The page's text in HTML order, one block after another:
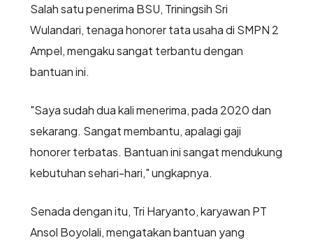
Salah satu penerima BSU, Triningsih Sri
Wulandari, tenaga honorer tata usaha di SMPN 2
Ampel, mengaku sangat terbantu dengan
bantuan ini.
"Saya sudah dua kali menerima, pada 2020 dan
sekarang. Sangat membantu, apalagi gaji
honorer terbatas. Bantuan ini sangat mendukung
kebutuhan sehari-hari," ungkapnya.
Senada dengan itu, Tri Haryanto, karyawan PT
Ansol Boyolali, mengatakan bantuan yang